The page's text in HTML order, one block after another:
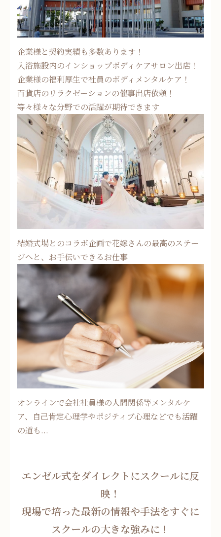
企業様と契約実績も多数あります！
入浴施設内のインショップボディケアサロン出店！
企業様の福利厚生で社員のボディメンタルケア！
百貨店のリラクゼーションの催事出店依頼！
等々様々な分野での活躍が期待できます
結婚式場とのコラボ企画で花嫁さんの最高のステー
ジへと、お手伝いできるお仕事
オンラインで会社社員様の人間関係等メンタルケ
ア、自己肯定心理学やポジティブ心理などでも活躍
の道も...
エンゼル式をダイレクトにスクールに反
映！
現場で培った最新の情報や手法をすぐに
スクールの大きな強みに！